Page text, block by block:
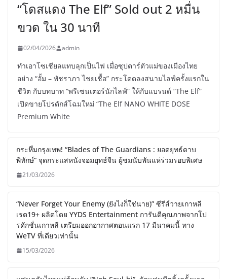
“โดสแดง The Elf” Sold out 2 หมื่น
ขวด ใน 30 นาที
02/04/2026 admin
ทำเอาโซเชียลแทบลุกเป็นไฟ เมื่อซุปตาร์ตัวแม่ของเมืองไทย
อย่าง “อั้ม – พัชราภา ไชยเชื้อ” กระโดดลงสนามไลฟ์ครั้งแรกใน
ชีวิต กับบทบาท “พรีเซนเตอร์นักไลฟ์” ให้กับแบรนด์ “The Elf”
เปิดขายโปรดักส์โฉมใหม่ “The Elf NANO WHITE DOSE
Premium White
กระหึ่มกรุงเทพ! “Blades of The Guardians : ยอดยุทธ์ดาบ
พิทักษ์” จุดกระแสหนังจอมยุทธ์จีน ผู้ชมนับพันแห่ร่วมรอบพิเศษ
21/03/2026
“Never Forget Your Enemy (ยังไงก็ใช่นาย)” ซีรีส์วายเกาหลี
เรต19+ ผลิตโดย YYDS Entertainment การันตีคุณภาพจากโป
รดักชั่นเกาหลี เตรียมออกอากาศตอนแรก 17 มีนาคมนี้ ทาง
WeTV ที่เดียวเท่านั้น
15/03/2026